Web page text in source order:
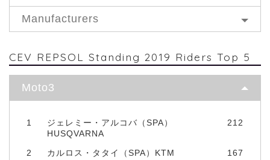
Manufacturers
CEV REPSOL Standing 2019 Riders Top 5
Moto3
1
ジェレミー・アルコバ（SPA）
HUSQVARNA
212
2 カルロス・タタイ（SPA）KTM 167